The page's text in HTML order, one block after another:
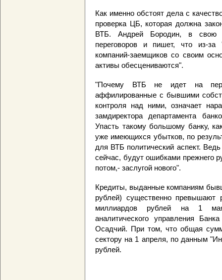
Как именно обстоят дела с
проверка ЦБ, которая должна
ВТБ. Андрей Бородин, в свою
переговоров и пишет, что из-за
компаний-заемщиков со своим
активы обесцениваются".
"Почему ВТБ не идет на
аффилированные с бывшими
контроля над ними, означает
замдиректора департамента
Упасть такому большому банку,
уже имеющихся убытков, по
для ВТБ политический аспект.
сейчас, будут ошибками прежнего
потом,- заслугой нового".
Кредиты, выданные компаниям
рублей) существенно превышают
миллиардов рублей на 1
аналитического управления
Осадчий. При том, что общая
сектору на 1 апреля, по данным
рублей.